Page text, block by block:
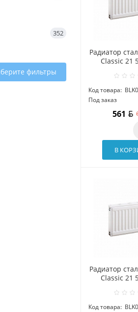
352
фильтры
Радиатор
Classic 21
Код товара:
Под заказ
561
В
Радиатор
Classic 21
Код товара: